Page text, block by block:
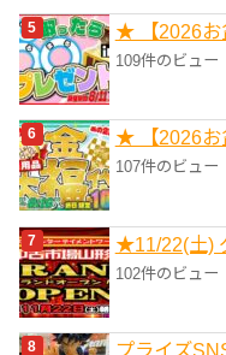
★ 【2026お
109件のビュー
★ 【2026お
107件のビュー
★11/22(土)
102件のビュー
プライズ